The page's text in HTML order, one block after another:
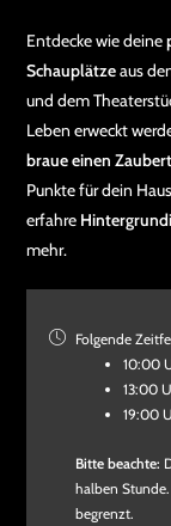
Entdecke wie deine
Schauplätzeaus
und dem
Leben erweckt
braue einen
Punkte für dein
erfahre
mehr.
Folgende
10:00
13:00
19:00
Bitte beachte:
halben
begrenzt.